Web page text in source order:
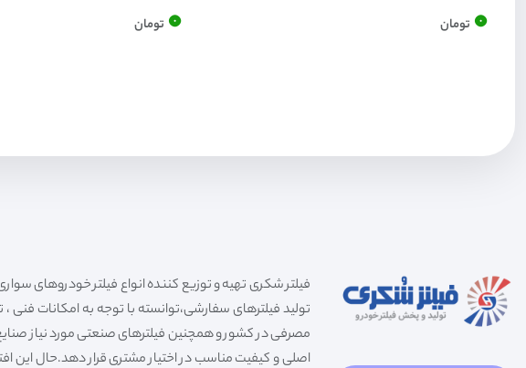
0 تومان 0 تومان
تولید فیلترهای سفارشی،توانسته با توجه به امکانات فنی
مصرفی در کشور و همچنین فیلترهای صنعتی مورد نیاز صنایع
اصلی و کیفیت مناسب در اختیار مشتری قرار دهد.حال این